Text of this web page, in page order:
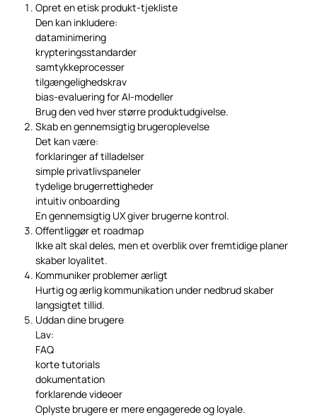
Opret en etisk produkt-tjekliste
Den kan inkludere:
dataminimering
krypteringsstandarder
samtykkeprocesser
tilgængelighedskrav
bias-evaluering for AI-modeller
Brug den ved hver større produktudgivelse.
Skab en gennemsigtig brugeroplevelse
Det kan være:
forklaringer af tilladelser
simple privatlivspaneler
tydelige brugerrettigheder
intuitiv onboarding
En gennemsigtig UX giver brugerne kontrol.
Offentliggør et roadmap
Ikke alt skal deles, men et overblik over fremtidige planer
skaber loyalitet.
Kommuniker problemer ærligt
Hurtig og ærlig kommunikation under nedbrud skaber
langsigtet tillid.
Uddan dine brugere
Lav:
FAQ
korte tutorials
dokumentation
forklarende videoer
Oplyste brugere er mere engagerede og loyale.